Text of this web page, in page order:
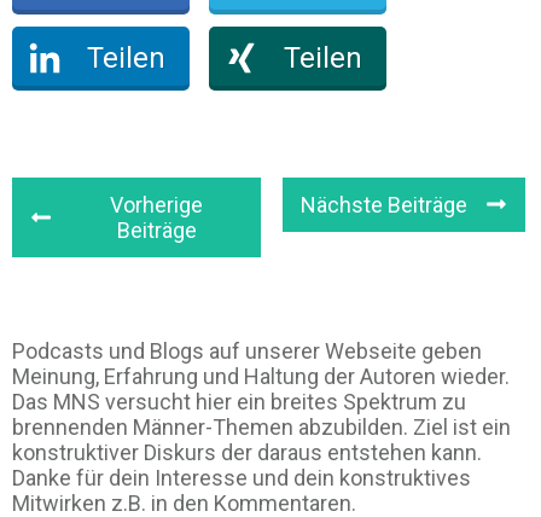
Teilen Teilen
Vorherige
Beiträge
Nächste Beiträge
Podcasts und Blogs auf unserer Webseite geben
Meinung, Erfahrung und Haltung der Autoren wieder.
Das MNS versucht hier ein breites Spektrum zu
brennenden Männer-Themen abzubilden. Ziel ist ein
konstruktiver Diskurs der daraus entstehen kann.
Danke für dein Interesse und dein konstruktives
Mitwirken z.B. in den Kommentaren.